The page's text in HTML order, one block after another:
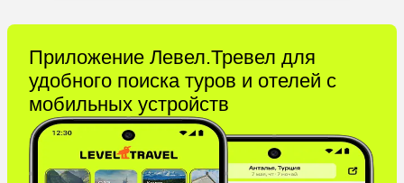
Приложение Левел.Тревел для
удобного поиска туров и отелей с
мобильных устройств